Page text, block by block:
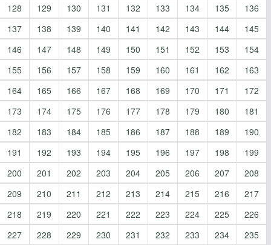
128
129 130 131 132 133 134 135
136
137
138 139 140 141 142 143 144
145
146
147 148 149 150 151 152 153
154
155
156 157 158 159 160 161 162
163
164
165 166 167 168 169 170 171
172
173
174 175 176 177 178 179 180
181
182
183 184 185 186 187 188 189
190
191
192 193 194 195 196 197 198
199
200
201 202 203 204 205 206 207
208
209
210 211 212 213 214 215 216
217
218
219 220 221 222 223 224 225
226
227
228 229 230 231 232 233 234
235